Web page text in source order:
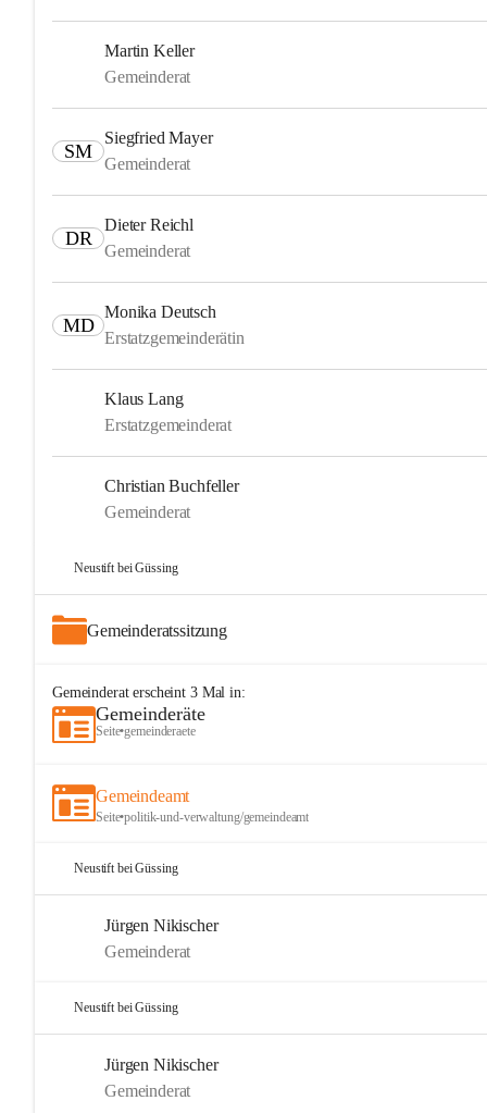
Martin Keller
Gemeinderat
SM
Siegfried Mayer
Gemeinderat
DR
Dieter Reichl
Gemeinderat
MD
Monika Deutsch
Erstatzgemeinderätin
Klaus Lang
Erstatzgemeinderat
Christian Buchfeller
Gemeinderat
Neustift bei Güssing
Gemeinderatssitzung
Gemeinderaterscheint 3Mal in:
Gemeinderäte
Seite•gemeinderaete
Gemeindeamt
Seite•politik-und-verwaltung/gemeindeamt
Neustift bei Güssing
Jürgen Nikischer
Gemeinderat
Neustift bei Güssing
Jürgen Nikischer
Gemeinderat